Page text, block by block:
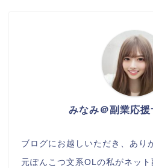
みなみ＠副業応援
ブログにお越しいただき、あり
元ぽんこつ文系OLの私がネッ